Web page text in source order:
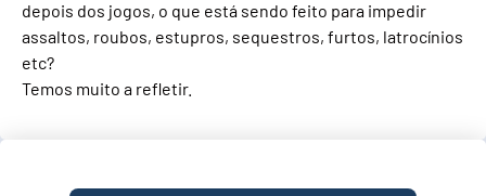
depois dos jogos, o que está sendo feito para impedir
assaltos, roubos, estupros, sequestros, furtos, latrocínios
etc?
Temos muito a refletir.